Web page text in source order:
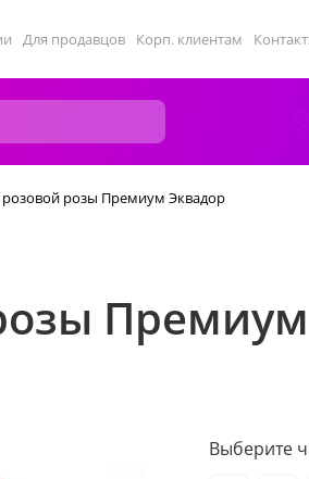
Для продавцов Корп. клиентам
розовой розы Премиум Эквадор
Выберите